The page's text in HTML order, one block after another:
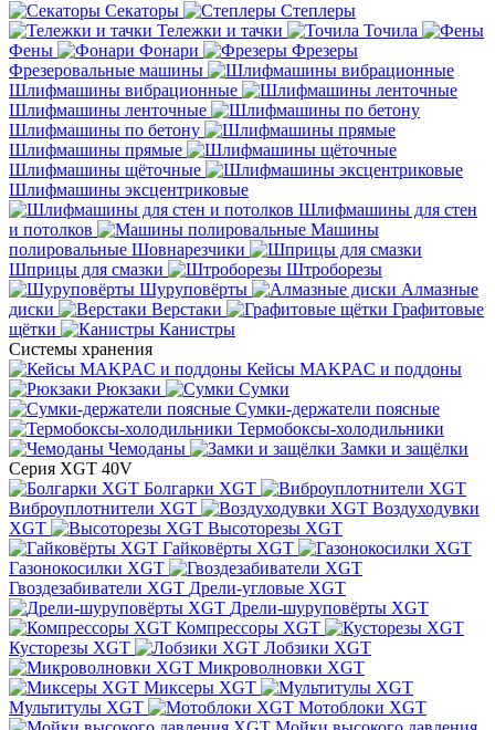
Секаторы
Степлеры
Тележки и тачки
Точила
Фены
Фонари
Фрезеры
Фрезеровальные машины
Шлифмашины вибрационные
Шлифмашины ленточные
Шлифмашины по бетону
Шлифмашины прямые
Шлифмашины щёточные
Шлифмашины эксцентриковые
Шлифмашины для стен
и потолков
Машины
полировальные Шовнарезчики
Шприцы для смазки
Штроборезы
Шуруповёрты
Алмазные
диски
Верстаки
Графитовые
щётки
Канистры
Системы хранения
Кейсы MAKPAC и поддоны
Рюкзаки
Сумки
Сумки-держатели поясные
Термобоксы-холодильники
Чемоданы
Замки и защёлки
Серия XGT 40V
Болгарки XGT
Виброуплотнители XGT
Воздуходувки
XGT
Высоторезы XGT
Гайковёрты XGT
Газонокосилки XGT
Гвоздезабиватели XGT Дрели-угловые XGT
Дрели-шуруповёрты XGT
Компрессоры XGT
Кусторезы XGT
Лобзики XGT
Микроволновки XGT
Миксеры XGT
Мультитулы XGT
Мотоблоки XGT